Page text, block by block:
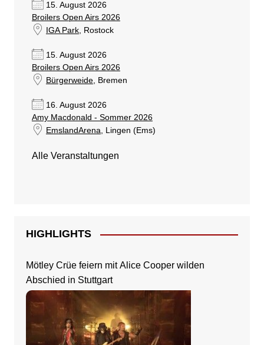
15. August 2026
Broilers Open Airs 2026
IGA Park, Rostock
15. August 2026
Broilers Open Airs 2026
Bürgerweide, Bremen
16. August 2026
Amy Macdonald - Sommer 2026
EmslandArena, Lingen (Ems)
Alle Veranstaltungen
HIGHLIGHTS
Mötley Crüe feiern mit Alice Cooper wilden
Abschied in Stuttgart